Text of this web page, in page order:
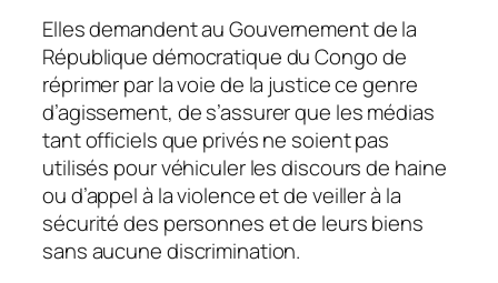
Elles demandent au Gouvernement de la
République démocratique du Congo de
réprimer par la voie de la justice ce genre
d’agissement, de s’assurer que les médias
tant officiels que privés ne soient pas
utilisés pour véhiculer les discours de haine
ou d’appel à la violence et de veiller à la
sécurité des personnes et de leurs biens
sans aucune discrimination.